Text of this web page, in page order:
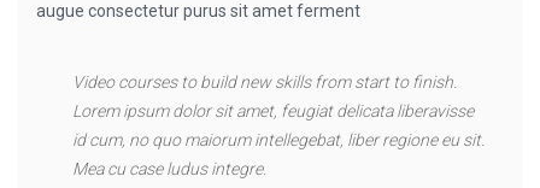
augue consectetur purus sit amet ferment
Video courses to build new skills from start to finish.
Lorem ipsum dolor sit amet, feugiat delicata liberavisse
id cum, no quo maiorum intellegebat, liber regione eu sit.
Mea cu case ludus integre.